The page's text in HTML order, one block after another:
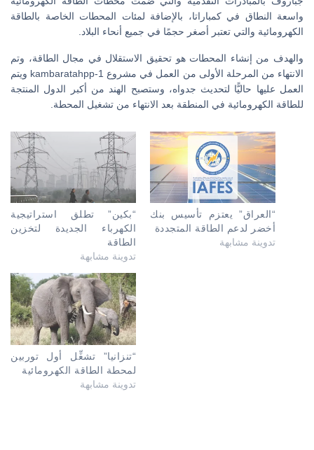
واسعة النطاق في كمباراتا، بالإضافة لمئات المحطات الخاصة بالطاقة
الكهرومائية والتي تعتبر أصغر حجمًا في جميع أنحاء البلاد.
والهدف من إنشاء المحطات هو تحقيق الاستقلال في مجال الطاقة، وتم
الانتهاء من المرحلة الأولى من العمل في مشروع kambaratahpp-1 ويتم
العمل عليها حاليًّا لتحديث جدواه، وستصبح الهند من أكبر الدول المنتجة
للطاقة الكهرومائية في المنطقة بعد الانتهاء من تشغيل المحطة.
“بكين” تطلق استراتيجية
الكهرباء الجديدة لتخزين
الطاقة
تدوينة مشابهة
“العراق” يعتزم تأسيس بنك
أخضر لدعم الطاقة المتجددة
تدوينة مشابهة
“تنزانيا” تشغِّل أول توربين
لمحطة الطاقة الكهرومائية
تدوينة مشابهة